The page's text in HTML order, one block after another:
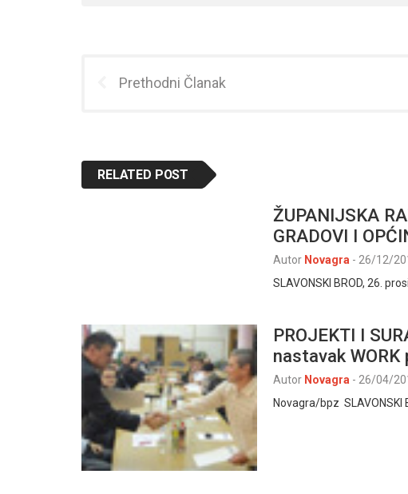
Prethodni Članak
RELATED POST
ŽUPANIJSKA
GRADOVI I
Autor Novagra - 26/12/
SLAVONSKI BROD, 26.
PROJEKTI I
nastavak
Autor Novagra - 26/04/
Novagra/bpz SLAVONSKI